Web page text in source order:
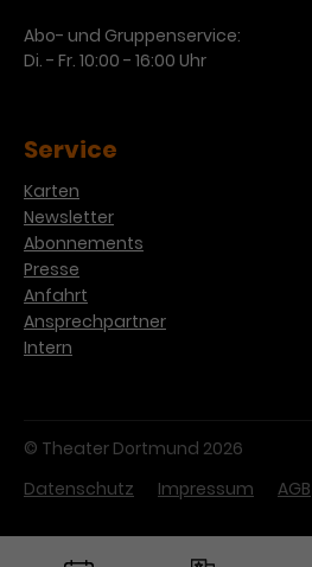
Abo- und Gruppenservice:
Di. - Fr. 10:00 - 16:00 Uhr
Service
Karten
Newsletter
Abonnements
Presse
Anfahrt
Ansprechpartner
Intern
© Theater Dortmund 2026
Datenschutz
Impressum AGB